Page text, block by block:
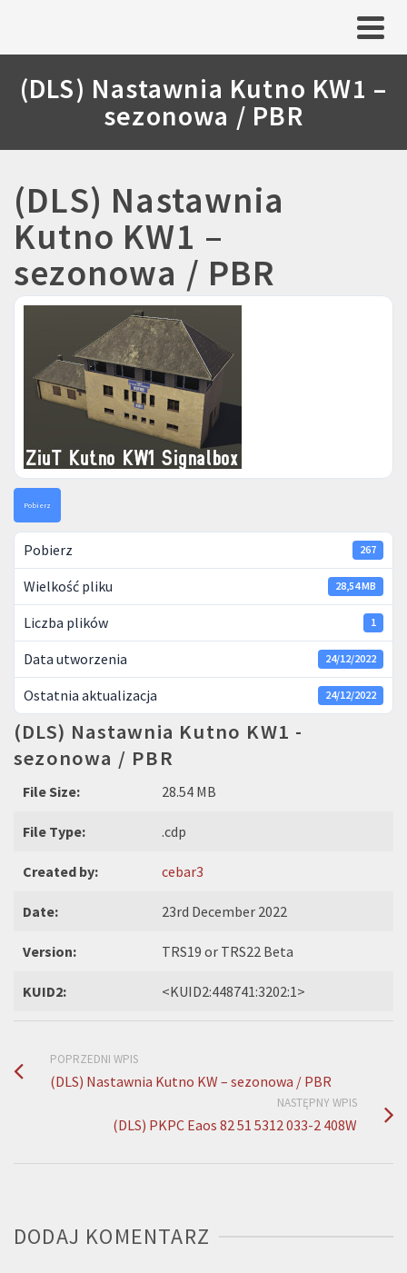
(DLS) Nastawnia Kutno KW1 –
sezonowa / PBR
(DLS) Nastawnia
Kutno KW1 –
sezonowa / PBR
Pobierz
Pobierz 267
Wielkość pliku 28,54 MB
Liczba plików 1
Data utworzenia 24/12/2022
Ostatnia aktualizacja 24/12/2022
(DLS) Nastawnia Kutno KW1 -
sezonowa / PBR
File Size: 28.54 MB
File Type: .cdp
Created by: cebar3
Date: 23rd December 2022
Version: TRS19 or TRS22 Beta
KUID2: <KUID2:448741:3202:1>
POPRZEDNI WPIS
(DLS) Nastawnia Kutno KW – sezonowa / PBR
NASTĘPNY WPIS
(DLS) PKPC Eaos 82 51 5312 033-2 408W
DODAJ KOMENTARZ